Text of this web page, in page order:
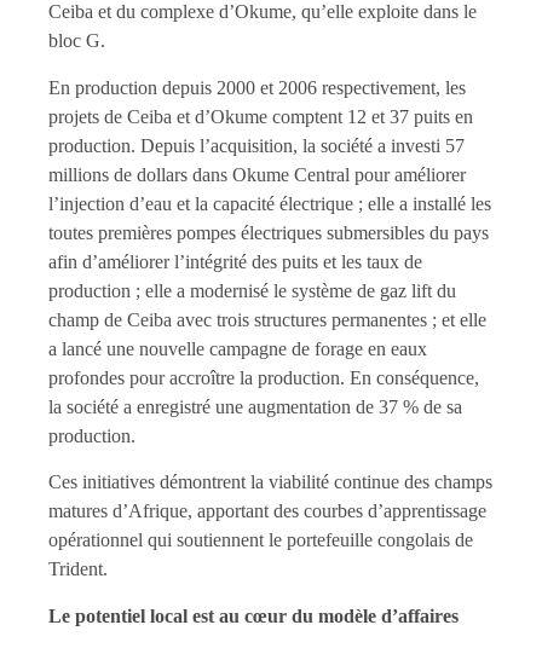
Ceiba et du complexe d’Okume, qu’elle exploite dans le
bloc G.
En production depuis 2000 et 2006 respectivement, les
projets de Ceiba et d’Okume comptent 12 et 37 puits en
production. Depuis l’acquisition, la société a investi 57
millions de dollars dans Okume Central pour améliorer
l’injection d’eau et la capacité électrique ; elle a installé les
toutes premières pompes électriques submersibles du pays
afin d’améliorer l’intégrité des puits et les taux de
production ; elle a modernisé le système de gaz lift du
champ de Ceiba avec trois structures permanentes ; et elle
a lancé une nouvelle campagne de forage en eaux
profondes pour accroître la production. En conséquence,
la société a enregistré une augmentation de 37 % de sa
production.
Ces initiatives démontrent la viabilité continue des champs
matures d’Afrique, apportant des courbes d’apprentissage
opérationnel qui soutiennent le portefeuille congolais de
Trident.
Le potentiel local est au cœur du modèle d’affaires